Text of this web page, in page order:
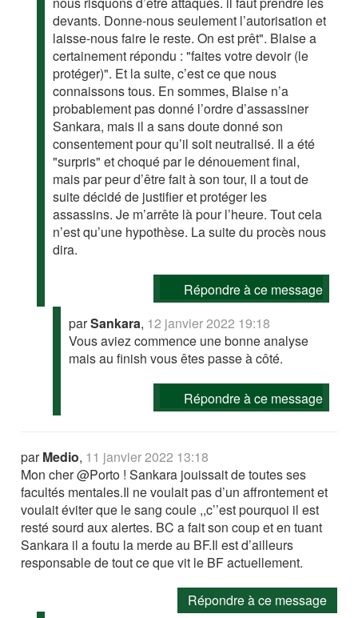
devants. Donne-nous seulement l’autorisation et
laisse-nous faire le reste. On est prêt". Blaise a
certainement répondu : "faites votre devoir (le
protéger)". Et la suite, c’est ce que nous
connaissons tous. En sommes, Blaise n’a
probablement pas donné l’ordre d’assassiner
Sankara, mais il a sans doute donné son
consentement pour qu’il soit neutralisé. Il a été
"surpris" et choqué par le dénouement final,
mais par peur d’être fait à son tour, il a tout de
suite décidé de justifier et protéger les
assassins. Je m’arrête là pour l’heure. Tout cela
n’est qu’une hypothèse. La suite du procès nous
dira.
Répondre à ce message
parSankara, 12 janvier 2022 19:18
Vous aviez commence une bonne analyse
mais au finish vous êtes passe à côté.
Répondre à ce message
parMedio, 11 janvier 2022 13:18
Mon cher @Porto ! Sankara jouissait de toutes ses
facultés mentales.Il ne voulait pas d’un affrontement et
voulait éviter que le sang coule ,,c’’est pourquoi il est
resté sourd aux alertes. BC a fait son coup et en tuant
Sankara il a foutu la merde au BF.Il est d’ailleurs
responsable de tout ce que vit le BF actuellement.
Répondre à ce message